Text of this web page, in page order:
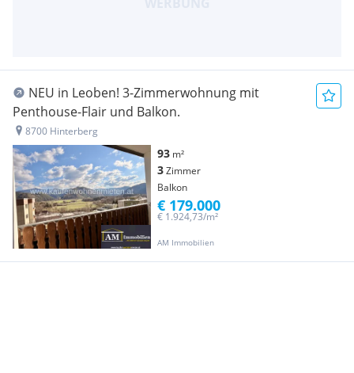
NEU in Leoben! 3-Zimmerwohnung mit
Penthouse-Flair und Balkon.
8700 Hinterberg
93 m²
3Zimmer
Balkon
AM Immobilien
€ 1.924,73/m²
€ 179.000